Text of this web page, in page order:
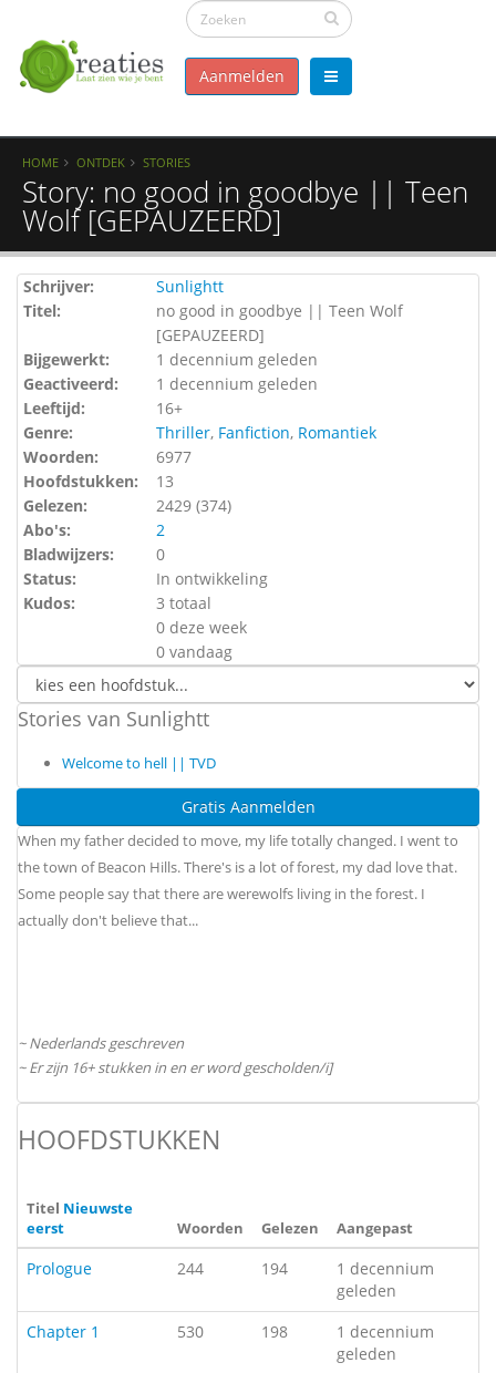
Aanmelden
HOME ONTDEK STORIES
Story: no good in goodbye || Teen
Wolf [GEPAUZEERD]
Schrijver:
Sunlightt
Titel:
no good in goodbye || Teen Wolf
[GEPAUZEERD]
Bijgewerkt:
1 decennium geleden
Geactiveerd:
1 decennium geleden
Leeftijd:
16+
Genre:
Thriller, Fanfiction, Romantiek
Woorden:
6977
Hoofdstukken:
13
Gelezen:
2429 (374)
Abo's:
2
Bladwijzers:
0
Status:
In ontwikkeling
Kudos:
3 totaal
0 deze week
0 vandaag
Stories van Sunlightt
Welcome to hell || TVD
Gratis Aanmelden
When my father decided to move, my life totally changed. I went to
the town of Beacon Hills. There's is a lot of forest, my dad love that.
Some people say that there are werewolfs living in the forest. I
actually don't believe that...
~ Nederlands geschreven
~ Er zijn 16+ stukken in en er word gescholden/i]
HOOFDSTUKKEN
Titel Nieuwste
eerst
Woorden Gelezen Aangepast
Prologue 244 194
1 decennium
geleden
Chapter 1
530 198
1 decennium
geleden